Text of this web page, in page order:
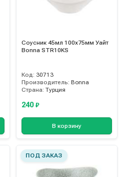
Соусник 45мл 100х75мм Уайт
Bonna STR10KS
Код: 30713
Производитель: Bonna
Страна: Турция
240 ₽
В корзину
ПОД ЗАКАЗ